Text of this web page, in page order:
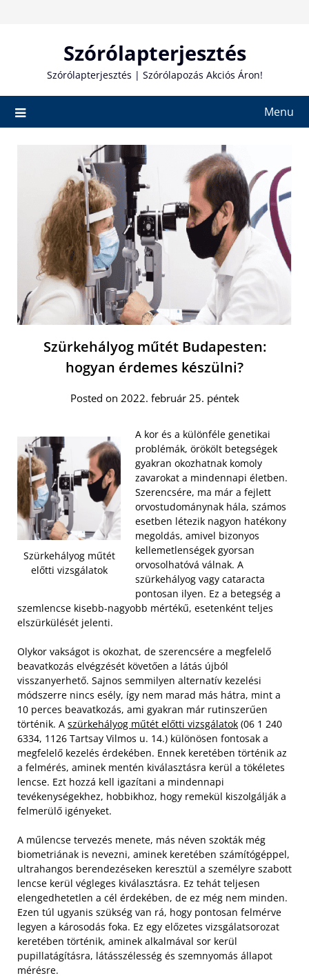
Szórólapterjesztés
Szórólapterjesztés | Szórólapozás Akciós Áron!
Menu
Szürkehályog műtét Budapesten:
hogyan érdemes készülni?
Posted on 2022. február 25. péntek
Szürkehályog műtét
előtti vizsgálatok
A kor és a különféle genetikai
problémák, örökölt betegségek
gyakran okozhatnak komoly
zavarokat a mindennapi életben.
Szerencsére, ma már a fejlett
orvostudománynak hála, számos
esetben létezik nagyon hatékony
megoldás, amivel bizonyos
kellemetlenségek gyorsan
orvosolhatóvá válnak. A
szürkehályog vagy cataracta
pontosan ilyen. Ez a betegség a
szemlencse kisebb-nagyobb mértékű, esetenként teljes
elszürkülését jelenti.
Olykor vakságot is okozhat, de szerencsére a megfelelő
beavatkozás elvégzését követően a látás újból
visszanyerhető. Sajnos semmilyen alternatív kezelési
módszerre nincs esély, így nem marad más hátra, mint a
10 perces beavatkozás, ami gyakran már rutinszerűen
történik. A szürkehályog műtét előtti vizsgálatok (06 1 240
6334, 1126 Tartsay Vilmos u. 14.) különösen fontosak a
megfelelő kezelés érdekében. Ennek keretében történik az
a felmérés, aminek mentén kiválasztásra kerül a tökéletes
lencse. Ezt hozzá kell igazítani a mindennapi
tevékenységekhez, hobbikhoz, hogy remekül kiszolgálják a
felmerülő igényeket.
A műlencse tervezés menete, más néven szokták még
biometriának is nevezni, aminek keretében számítógéppel,
ultrahangos berendezéseken keresztül a személyre szabott
lencse kerül végleges kiválasztásra. Ez tehát teljesen
elengedhetetlen a cél érdekében, de ez még nem minden.
Ezen túl ugyanis szükség van rá, hogy pontosan felmérve
legyen a károsodás foka. Ez egy előzetes vizsgálatsorozat
keretében történik, aminek alkalmával sor kerül
pupillatágításra, látásszélesség és szemnyomás állapot
mérésre.